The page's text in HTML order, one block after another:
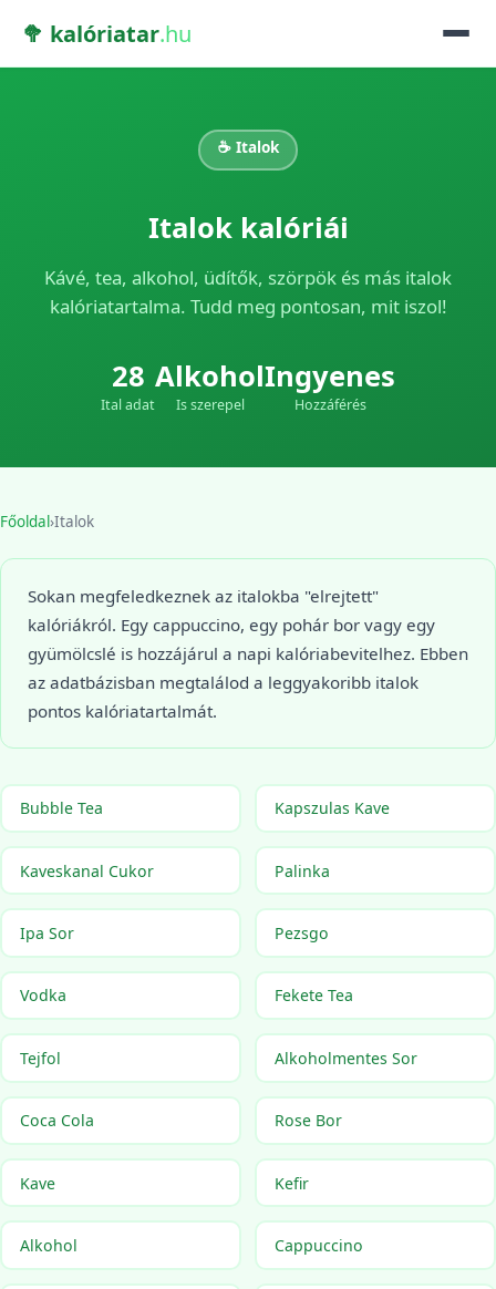
🥦 kalóriatar.hu
☕ Italok
Italok kalóriái
Kávé, tea, alkohol, üdítők, szörpök és más italok
kalóriatartalma. Tudd meg pontosan, mit iszol!
28
Ital adat
Alkohol
Is szerepel
Ingyenes
Hozzáférés
Főoldal›Italok
Sokan megfeledkeznek az italokba "elrejtett"
kalóriákról. Egy cappuccino, egy pohár bor vagy egy
gyümölcslé is hozzájárul a napi kalóriabevitelhez. Ebben
az adatbázisban megtalálod a leggyakoribb italok
pontos kalóriatartalmát.
Bubble Tea Kapszulas Kave
Kaveskanal Cukor Palinka
Ipa Sor Pezsgo
Vodka Fekete Tea
Tejfol Alkoholmentes Sor
Coca Cola Rose Bor
Kave Kefir
Alkohol Cappuccino